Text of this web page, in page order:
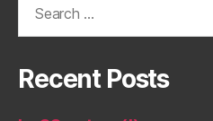
Recent Posts